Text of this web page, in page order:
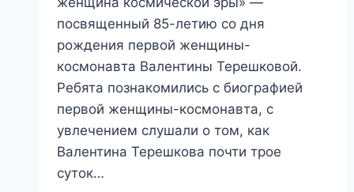
посвященный 85-летию со дня
рождения первой женщины-
космонавта Валентины Терешковой.
Ребята познакомились с биографией
первой женщины-космонавта, с
увлечением слушали о том, как
Валентина Терешкова почти трое
суток…